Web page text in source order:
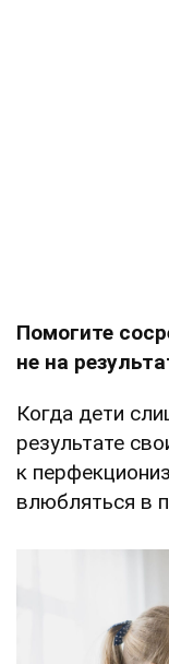
Помогите
не на
Когда дети
результате
к
влюбляться в